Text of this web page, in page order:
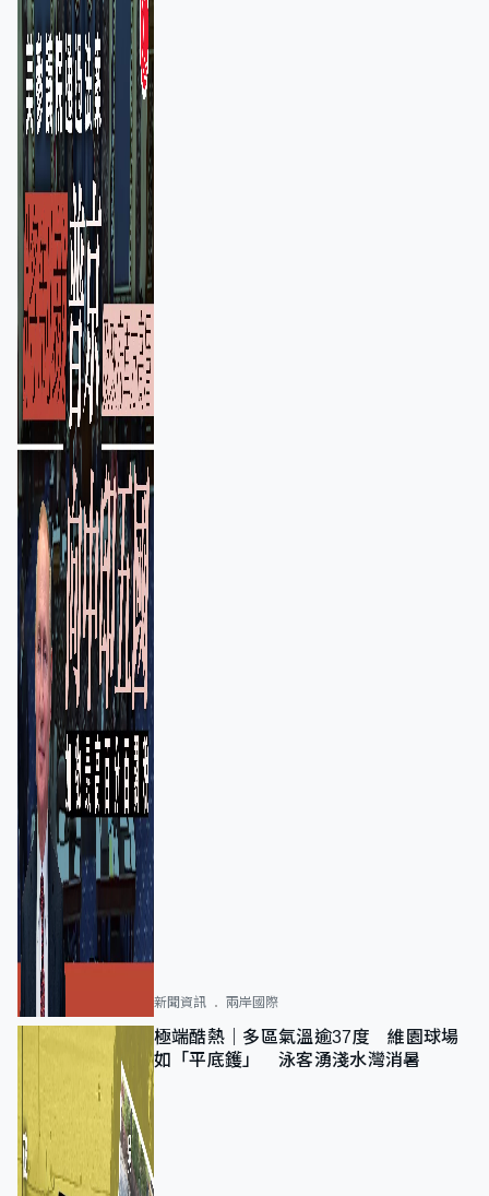
新聞資訊 兩岸國際
極端酷熱｜多區氣溫逾37度 維園球場
如「平底鑊」 泳客湧淺水灣消暑